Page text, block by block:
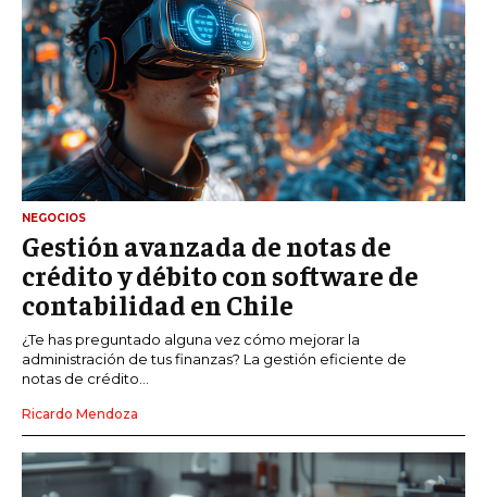
NEGOCIOS
Gestión avanzada de notas de
crédito y débito con software de
contabilidad en Chile
¿Te has preguntado alguna vez cómo mejorar la
administración de tus finanzas? La gestión eficiente de
notas de crédito...
Ricardo Mendoza